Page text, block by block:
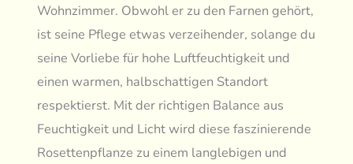
Wohnzimmer. Obwohl er zu den Farnen gehört,
ist seine Pflege etwas verzeihender, solange du
seine Vorliebe für hohe Luftfeuchtigkeit und
einen warmen, halbschattigen Standort
respektierst. Mit der richtigen Balance aus
Feuchtigkeit und Licht wird diese faszinierende
Rosettenpflanze zu einem langlebigen und